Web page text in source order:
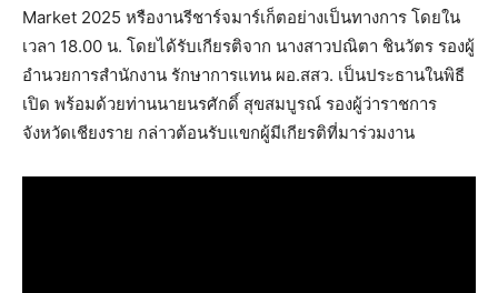
Market 2025 หรืองานรีชาร์จมาร์เก็ตอย่างเป็นทางการ โดยใน
เวลา 18.00 น. โดยได้รับเกียรติจาก นางสาวปณิตา ชินวัตร รองผู้
อำนวยการสำนักงาน รักษาการแทน ผอ.สสว. เป็นประธานในพิธี
เปิด พร้อมด้วยท่านนายนรศักดิ์ สุขสมบูรณ์ รองผู้ว่าราชการ
จังหวัดเชียงราย กล่าวต้อนรับแขกผู้มีเกียรติที่มาร่วมงาน